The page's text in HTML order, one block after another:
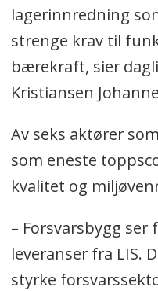
lagerinnredning
strenge krav til
bærekraft, sier
Kristiansen
Av seks aktører
som eneste
kvalitet og
– Forsvarsbygg
leveranser fra LIS.
styrke